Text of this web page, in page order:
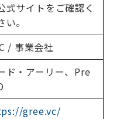
式サイトをご確認く
い。
/ 事業会社
ド・アーリー、Pre
gree.vc/